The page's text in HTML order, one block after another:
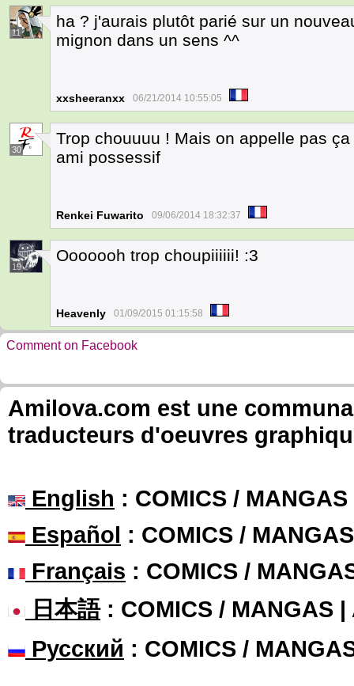
11
ha ? j'aurais plutôt parié sur un
mignon dans un sens ^^
xxsheeranxx 06/21/2014 10:55:05
30
Trop chouuuu ! Mais on appelle pas
ami possessif
Renkei Fuwarito 09/06/2014 18:32:37
19
Ooooooh trop choupiiiiii! :3
Heavenly 01/09/2015 01:15:58
Comment on Facebook
Amilova.com est une
traducteurs d'oeuvres
English : COMICS /
Español : COMICS /
Français : COMICS /
日本語: COMICS / MANGAS |
Русский : COMICS /